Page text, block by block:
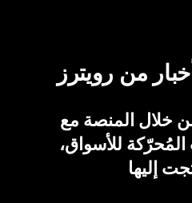
من رويترز
خلال المنصة مع
المُحرّكة للأسواق،
إليها